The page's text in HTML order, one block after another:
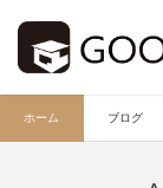
ホーム ブログ